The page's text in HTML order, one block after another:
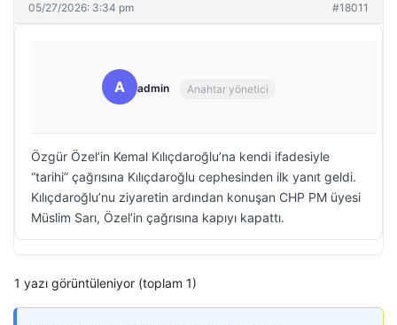
05/27/2026: 3:34 pm #18011
A admin Anahtar yönetici
Özgür Özel’in Kemal Kılıçdaroğlu’na kendi ifadesiyle
“tarihi” çağrısına Kılıçdaroğlu cephesinden ilk yanıt geldi.
Kılıçdaroğlu’nu ziyaretin ardından konuşan CHP PM üyesi
Müslim Sarı, Özel’in çağrısına kapıyı kapattı.
1 yazı görüntüleniyor (toplam 1)